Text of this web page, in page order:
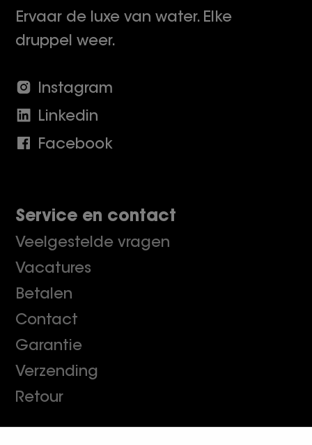
Ervaar de luxe van water. Elke
druppel weer.
Instagram
Linkedin
Facebook
Service en contact
Veelgestelde vragen
Vacatures
Betalen
Contact
Garantie
Verzending
Retour